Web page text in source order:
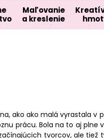
Maľovanie
a kreslenie
ako ako malá vyrastala
prácu. Bola na to aj
tvorcov, ale